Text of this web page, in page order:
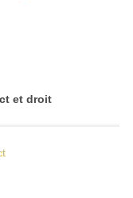
et droit